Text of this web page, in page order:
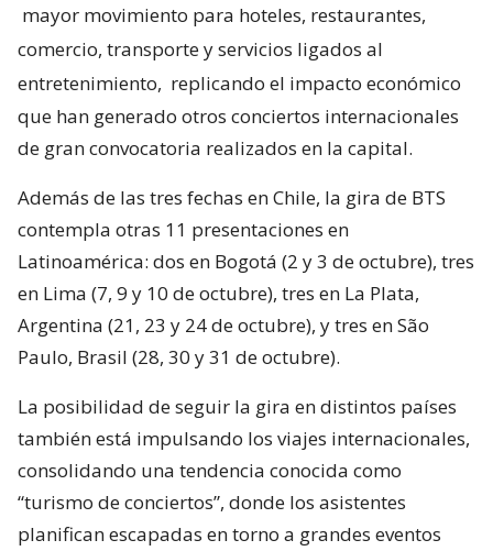
mayor movimiento para hoteles, restaurantes,
comercio, transporte y servicios ligados al
entretenimiento, replicando el impacto económico
que han generado otros conciertos internacionales
de gran convocatoria realizados en la capital.
Además de las tres fechas en Chile, la gira de BTS
contempla otras 11 presentaciones en
Latinoamérica: dos en Bogotá (2 y 3 de octubre), tres
en Lima (7, 9 y 10 de octubre), tres en La Plata,
Argentina (21, 23 y 24 de octubre), y tres en São
Paulo, Brasil (28, 30 y 31 de octubre).
La posibilidad de seguir la gira en distintos países
también está impulsando los viajes internacionales,
consolidando una tendencia conocida como
“turismo de conciertos”, donde los asistentes
planifican escapadas en torno a grandes eventos